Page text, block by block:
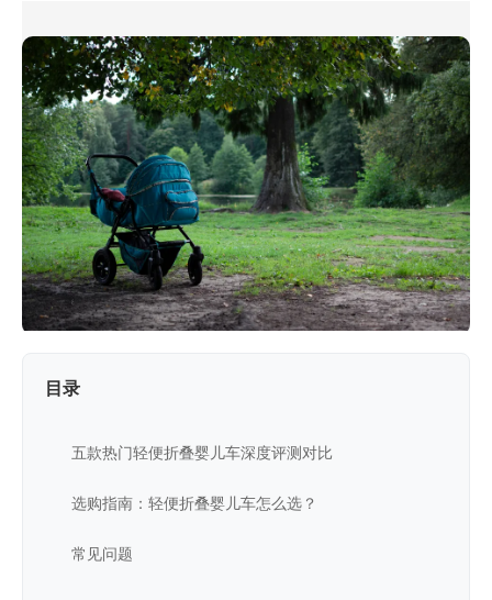
目录
五款热门轻便折叠婴儿车深度评测对比
选购指南：轻便折叠婴儿车怎么选？
常见问题